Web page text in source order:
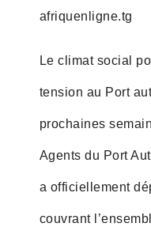
afriquenligne.tg
Le climat social
tension au Port
prochaines
Agents du Port
a officiellement
couvrant